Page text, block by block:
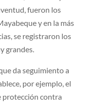
fueron los
y en la más
se registraron los
grandes.
da seguimiento a
por ejemplo, el
protección contra